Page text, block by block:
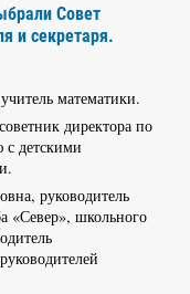
Совет
и секретаря.
математики.
директора по
детскими
руководитель
«Север», школьного